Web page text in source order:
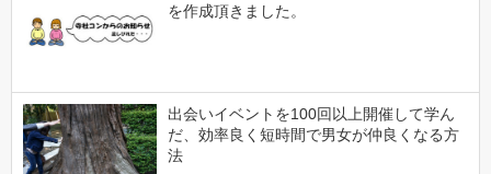
を作成頂きました。
出会いイベントを100回以上開催して学ん
だ、効率良く短時間で男女が仲良くなる方
法